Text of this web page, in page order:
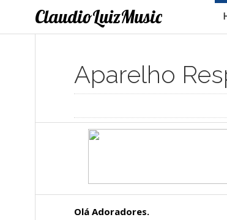
ClaudioLuizMusic
Aparelho
Olá Adoradores.